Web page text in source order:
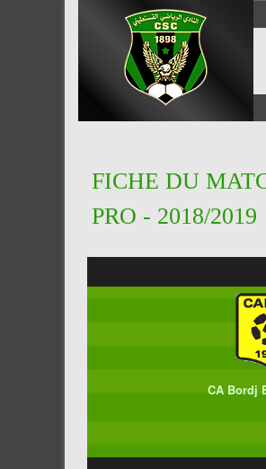
FICHE DU
PRO - 2018/2019
CA Bordj